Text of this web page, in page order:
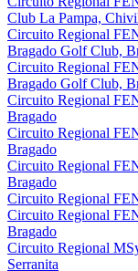
Club La Pampa,
Circuito Regional
Bragado Golf Club,
Circuito Regional
Bragado Golf Club,
Circuito Regional
Bragado
Circuito Regional
Bragado
Circuito Regional
Bragado
Circuito Regional
Circuito Regional
Bragado
Circuito Regional
Serranita